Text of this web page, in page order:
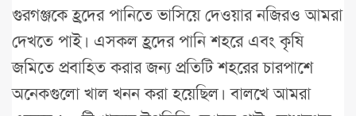
গুরগঞ্জকে হ্রদের পানিতে ভাসিয়ে দেওয়ার নজিরও আমরা
দেখতে পাই। এসকল হ্রদের পানি শহরে এবং কৃষি
জমিতে প্রবাহিত করার জন্য প্রতিটি শহরের চারপাশে
অনেকগুলো খাল খনন করা হয়েছিল। বালখে আমরা